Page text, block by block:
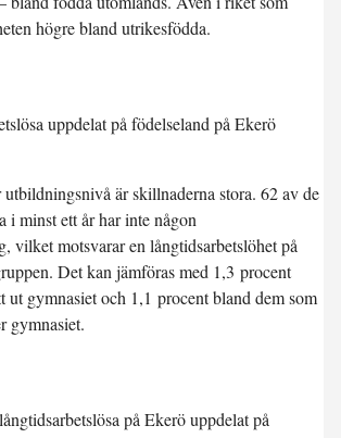
högre bland utrikesfödda.
är skillnaderna stora. 62 av de
i minst ett år har inte någon
vilket motsvarar en långtidsarbetslöhet på
Det kan jämföras med 1,3 procent
ut gymnasiet och 1,1 procent bland dem som
gymnasiet.